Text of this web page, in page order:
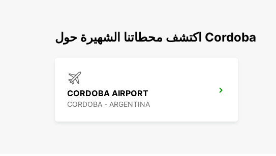
اكتشف محطاتنا الشهيرة حول Cordoba
CORDOBA AIRPORT
CORDOBA - ARGENTINA